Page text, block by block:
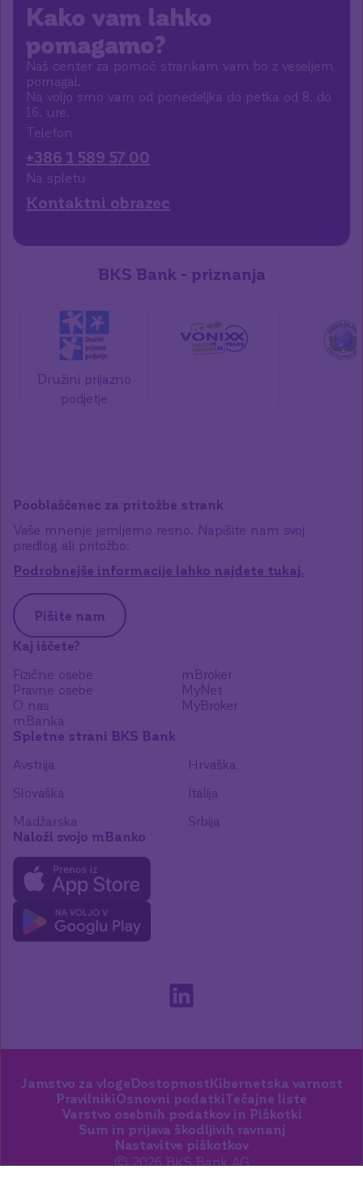
Kako vam lahko
pomagamo?
Naš center za pomoč strankam vam bo z veseljem
pomagal.
Na voljo smo vam od ponedeljka do petka od 8. do
16. ure.
Telefon
+386 1 589 57 00
Na spletu
Kontaktni obrazec
BKS Bank - priznanja
Družini prijazno
podjetje
Pooblaščenec za pritožbe strank
Vaše mnenje jemljemo resno. Napišite nam svoj
predlog ali pritožbo.
Podrobnejše informacije lahko najdete tukaj.
Pišite nam
Kaj iščete?
Fizične osebe
Pravne osebe
O nas
mBanka
mBroker
MyNet
MyBroker
Spletne strani BKS Bank
Avstrija
Hrvaška
Slovaška
Italija
Madžarska
Srbija
Naloži svojo mBanko
Jamstvo za vlogeDostopnostKibernetska varnost
PravilnikiOsnovni podatkiTečajne liste
Varstvo osebnih podatkov in Piškotki
Sum in prijava škodljivih ravnanj
Nastavitve piškotkov
© 2026 BKS Bank AG